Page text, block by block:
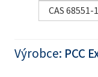
CAS 68551-
Výrobce: PCC